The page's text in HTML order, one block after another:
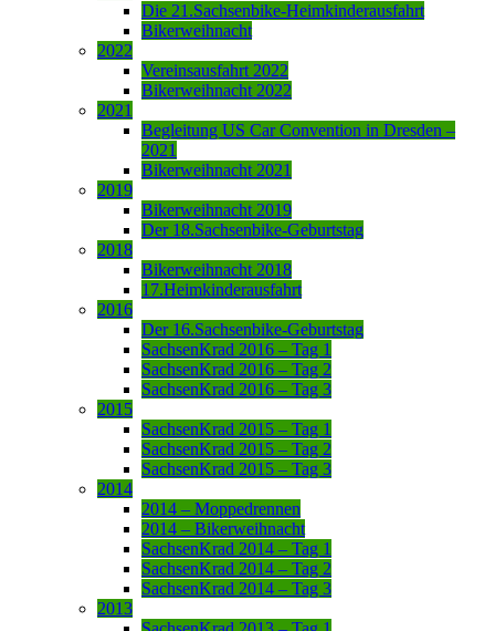
Die 21.Sachsenbike-Heimkinderausfahrt
Bikerweihnacht
2022
Vereinsausfahrt 2022
Bikerweihnacht 2022
2021
Begleitung US Car Convention in Dresden –
2021
Bikerweihnacht 2021
2019
Bikerweihnacht 2019
Der 18.Sachsenbike-Geburtstag
2018
Bikerweihnacht 2018
17.Heimkinderausfahrt
2016
Der 16.Sachsenbike-Geburtstag
SachsenKrad 2016 – Tag 1
SachsenKrad 2016 – Tag 2
SachsenKrad 2016 – Tag 3
2015
SachsenKrad 2015 – Tag 1
SachsenKrad 2015 – Tag 2
SachsenKrad 2015 – Tag 3
2014
2014 – Moppedrennen
2014 – Bikerweihnacht
SachsenKrad 2014 – Tag 1
SachsenKrad 2014 – Tag 2
SachsenKrad 2014 – Tag 3
2013